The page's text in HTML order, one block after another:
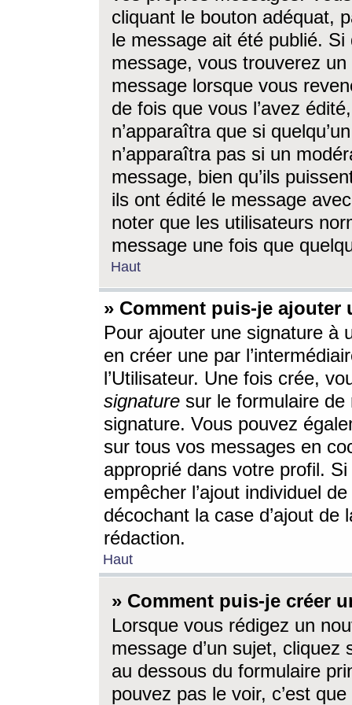
cliquant le bouton adéquat,
le message ait été publié. Si
message, vous trouverez
message lorsque vous
de fois que vous l’avez
n’apparaîtra que si
n’apparaîtra pas si un
message, bien qu’ils
ils ont édité le message
noter que les utilisateurs
message une fois que
Haut
» Comment puis-je ajouter
Pour ajouter une signature à
en créer une par
l’Utilisateur. Une fois crée,
signature sur le formulaire de
signature. Vous pouvez
sur tous vos messages en
approprié dans votre profil.
empêcher l’ajout individuel
décochant la case d’ajout
rédaction.
Haut
» Comment puis-je créer
Lorsque vous rédigez un
message d’un sujet, cliquez
au dessous du formulaire
pouvez pas le voir, c’est